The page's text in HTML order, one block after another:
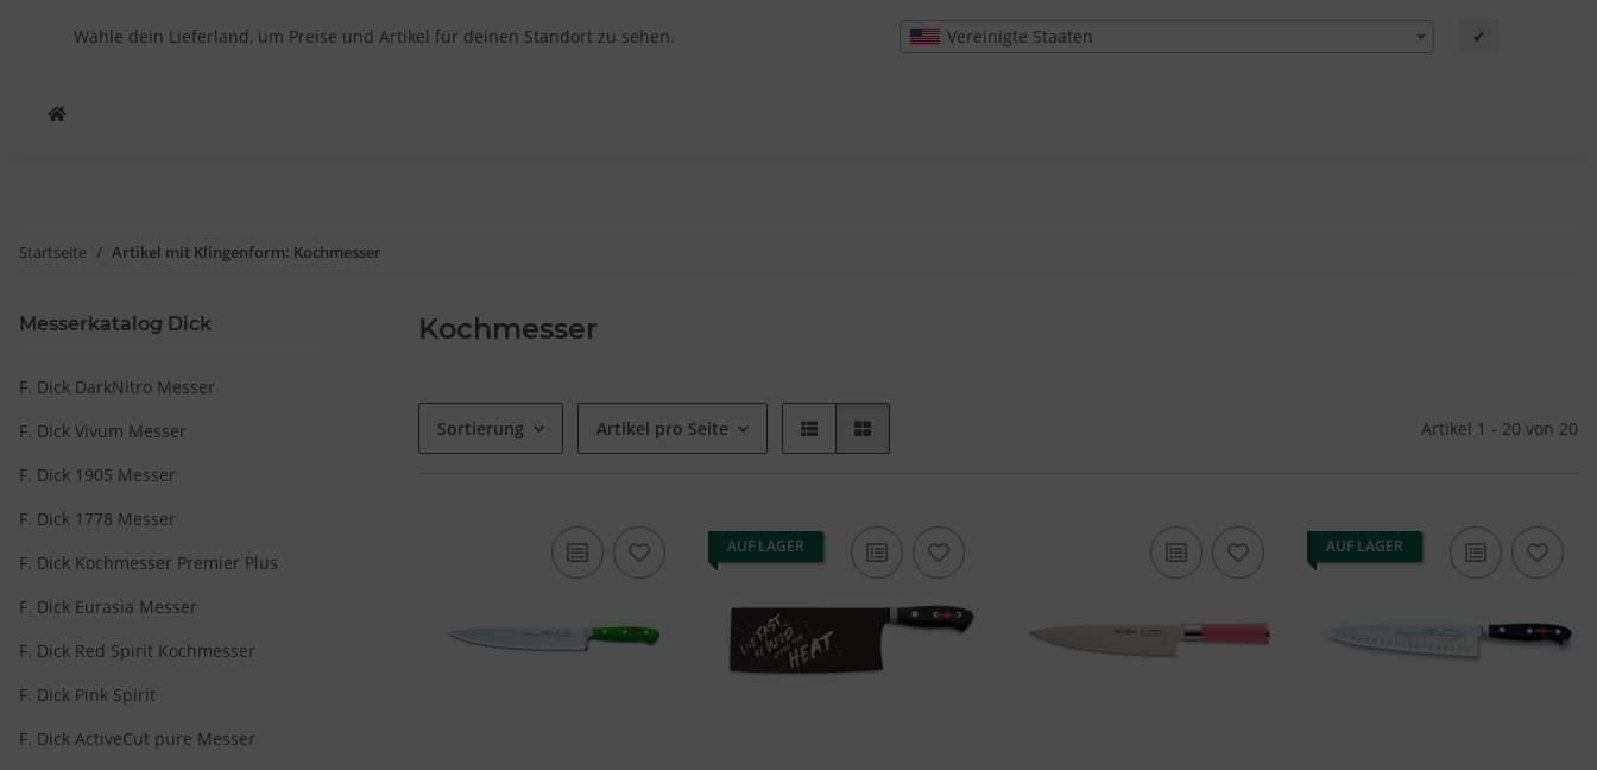
Wähle dein Lieferland, um Preise und Artikel für deinen Standort zu sehen. Vereinigte Staaten ✔
Startseite Artikel mit Klingenform: Kochmesser
Kochmesser
Sortierung Artikel pro Seite Artikel 1 - 20 von 20
AUF LAGER AUF LAGER
Messerkatalog Dick
F. Dick DarkNitro Messer
F. Dick Vivum Messer
F. Dick 1905 Messer
F. Dick 1778 Messer
F. Dick Kochmesser Premier Plus
F. Dick Eurasia Messer
F. Dick Red Spirit Kochmesser
F. Dick Pink Spirit
F. Dick ActiveCut pure Messer